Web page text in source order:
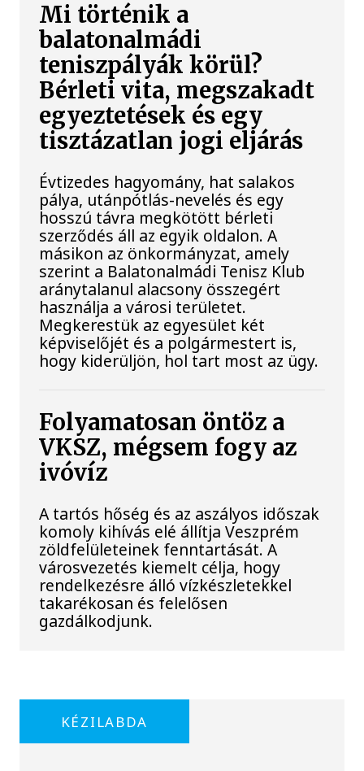
Mi történik a
balatonalmádi
teniszpályák körül?
Bérleti vita, megszakadt
egyeztetések és egy
tisztázatlan jogi eljárás
Évtizedes hagyomány, hat salakos
pálya, utánpótlás-nevelés és egy
hosszú távra megkötött bérleti
szerződés áll az egyik oldalon. A
másikon az önkormányzat, amely
szerint a Balatonalmádi Tenisz Klub
aránytalanul alacsony összegért
használja a városi területet.
Megkerestük az egyesület két
képviselőjét és a polgármestert is,
hogy kiderüljön, hol tart most az ügy.
Folyamatosan öntöz a
VKSZ, mégsem fogy az
ivóvíz
A tartós hőség és az aszályos időszak
komoly kihívás elé állítja Veszprém
zöldfelületeinek fenntartását. A
városvezetés kiemelt célja, hogy
rendelkezésre álló vízkészletekkel
takarékosan és felelősen
gazdálkodjunk.
KÉZILABDA